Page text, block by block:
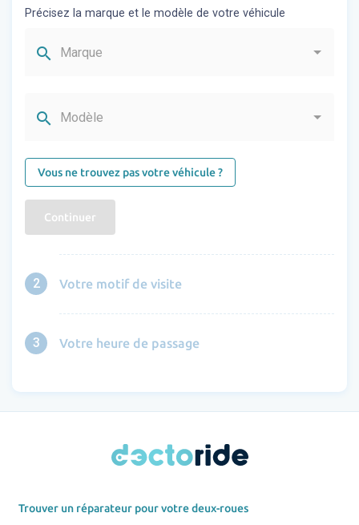
Précisez la marque et le modèle de votre véhicule
search Marque
search Modèle
Vous ne trouvez pas votre véhicule ?
Continuer
2 Votre motif de visite
3 Votre heure de passage
Trouver un réparateur pour votre deux-roues